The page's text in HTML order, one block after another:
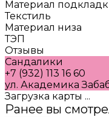
Материал
Текстиль
Материал низа
ТЭП
Отзывы
Сандалики
+7 (932) 113 16 60
ул. Академика
Загрузка карты ...
Ранее вы